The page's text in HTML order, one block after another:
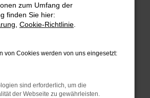
Firewall und deine
Webseiten, zum Beispiel deine
wie Werbeblocker,
bestimmter Seiten
die Seite in einem
zum Umfang der
finden Sie hier:
Cookie-Richtlinie
von Cookies werden von uns eingesetzt:
sind erforderlich, um die
der Webseite zu gewährleisten.